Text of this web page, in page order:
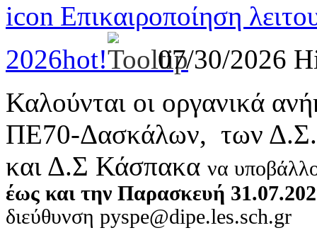
Επικαιροποίηση
2026hot! 07/30/2026
Καλούνται οι οργανικά
ΠΕ70-Δασκάλων, των Δ.Σ.
και Δ.Σ Κάσπακα να
έως και την Παρασκευή
διεύθυνση pyspe@dipe.les.sch.gr